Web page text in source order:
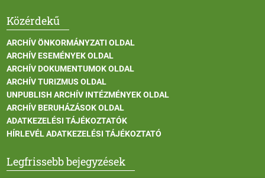
Közérdekű
ARCHÍV ÖNKORMÁNYZATI OLDAL
ARCHÍV ESEMÉNYEK OLDAL
ARCHÍV DOKUMENTUMOK OLDAL
ARCHÍV TURIZMUS OLDAL
UNPUBLISH ARCHÍV INTÉZMÉNYEK OLDAL
ARCHÍV BERUHÁZÁSOK OLDAL
ADATKEZELÉSI TÁJÉKOZTATÓK
HÍRLEVÉL ADATKEZELÉSI TÁJÉKOZTATÓ
Legfrissebb bejegyzések